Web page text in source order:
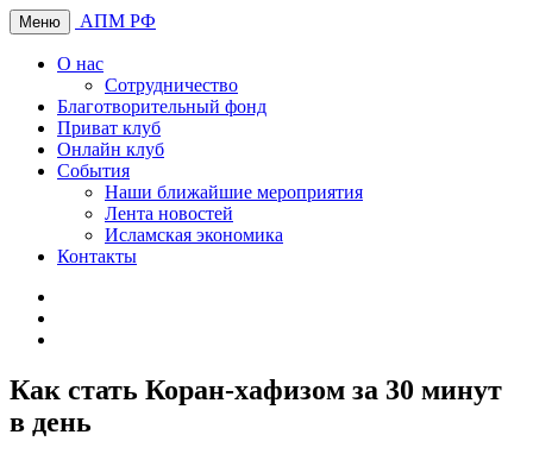
Меню АПМ РФ
О нас
Сотрудничество
Благотворительный фонд
Приват клуб
Онлайн клуб
События
Наши ближайшие мероприятия
Лента новостей
Исламская экономика
Контакты
Как стать Коран-хафизом за 30 минут
в день